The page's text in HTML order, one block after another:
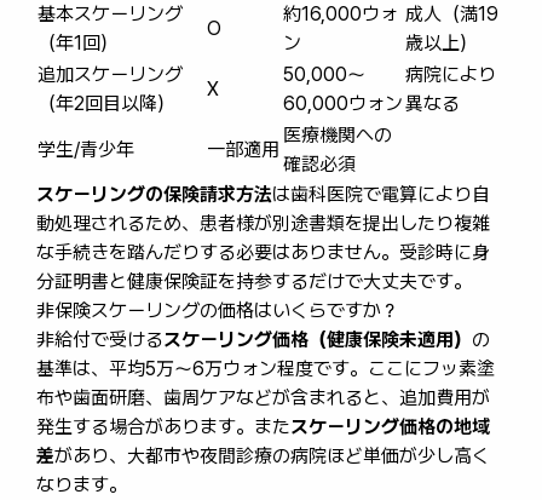
基本スケーリング
（年1回）
O
約16,000ウォ
ン
成人（満19
歳以上）
追加スケーリング
（年2回目以降）
X
50,000〜
60,000ウォン
病院により
異なる
学生/青少年
一部適用
医療機関への
確認必須
スケーリングの保険請求方法は歯科医院で電算により自
動処理されるため、患者様が別途書類を提出したり複雑
な手続きを踏んだりする必要はありません。受診時に身
分証明書と健康保険証を持参するだけで大丈夫です。
非保険スケーリングの価格はいくらですか？
非給付で受けるスケーリング価格（健康保険未適用） の
基準は、平均5万〜6万ウォン程度です。ここにフッ素塗
布や歯面研磨、歯周ケアなどが含まれると、追加費用が
発生する場合があります。またスケーリング価格の地域
差があり、大都市や夜間診療の病院ほど単価が少し高く
なります。